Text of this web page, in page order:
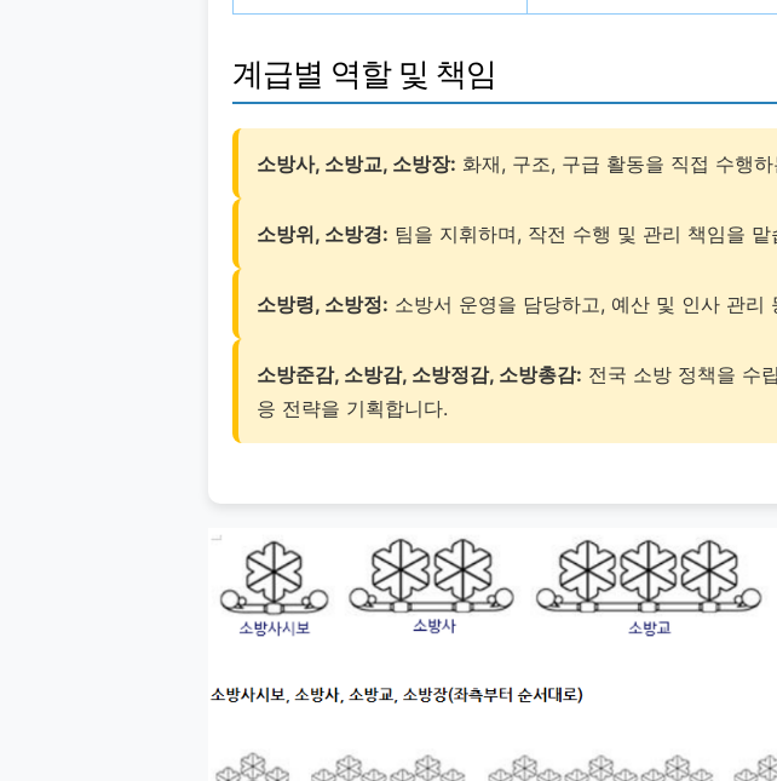
계급별 역할 및 책임
소방사, 소방교, 소방장: 화재, 구조, 구급 활동을 직접 수행
소방위, 소방경: 팀을 지휘하며, 작전 수행 및 관리 책임을 맡
소방령, 소방정: 소방서 운영을 담당하고, 예산 및 인사 관리
소방준감, 소방감, 소방정감, 소방총감: 전국 소방 정책을 수
응 전략을 기획합니다.